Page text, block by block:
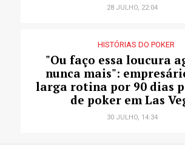
28 JULHO, 22:04
HISTÓRIAS DO POKER
"Ou faço essa loucura
nunca mais":
larga rotina por 90 dias
de poker em Las
30 JULHO, 14:34